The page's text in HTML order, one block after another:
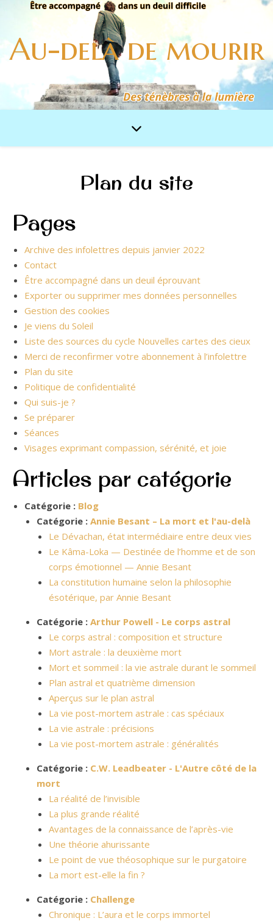
Au-delà de mourir
Plan du site
Pages
Archive des infolettres depuis janvier 2022
Contact
Être accompagné dans un deuil éprouvant
Exporter ou supprimer mes données personnelles
Gestion des cookies
Je viens du Soleil
Liste des sources du cycle Nouvelles cartes des cieux
Merci de reconfirmer votre abonnement à l’infolettre
Plan du site
Politique de confidentialité
Qui suis-je ?
Se préparer
Séances
Visages exprimant compassion, sérénité, et joie
Articles par catégorie
Catégorie : Blog
Catégorie : Annie Besant – La mort et l'au-delà
Le Dévachan, état intermédiaire entre deux vies
Le Kâma-Loka — Destinée de l’homme et de son
corps émotionnel — Annie Besant
La constitution humaine selon la philosophie
ésotérique, par Annie Besant
Catégorie : Arthur Powell - Le corps astral
Le corps astral : composition et structure
Mort astrale : la deuxième mort
Mort et sommeil : la vie astrale durant le sommeil
Plan astral et quatrième dimension
Aperçus sur le plan astral
La vie post-mortem astrale : cas spéciaux
La vie astrale : précisions
La vie post-mortem astrale : généralités
Catégorie : C.W. Leadbeater - L'Autre côté de la
mort
La réalité de l’invisible
La plus grande réalité
Avantages de la connaissance de l’après-vie
Une théorie ahurissante
Le point de vue théosophique sur le purgatoire
La mort est-elle la fin ?
Catégorie : Challenge
Chronique : L’aura et le corps immortel